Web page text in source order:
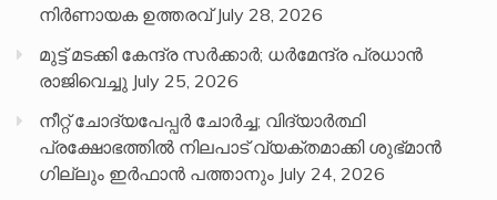
നിർണായക ഉത്തരവ് July 28, 2026
മുട്ട് മടക്കി കേന്ദ്ര സർക്കാർ; ധർമേന്ദ്ര പ്രധാൻ
രാജിവെച്ചു July 25, 2026
നീറ്റ് ചോദ്യപേപ്പര്‍ ചോര്‍ച്ച; വിദ്യാർത്ഥി
പ്രക്ഷോഭത്തിൽ നിലപാട് വ്യക്തമാക്കി ശുഭ്മാൻ
ഗില്ലും ഇർഫാൻ പത്താനും July 24, 2026